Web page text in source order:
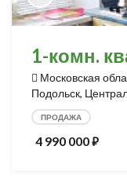
1-комн.
Московская
Подольск,
ПРОДАЖА
4 990 000⃏